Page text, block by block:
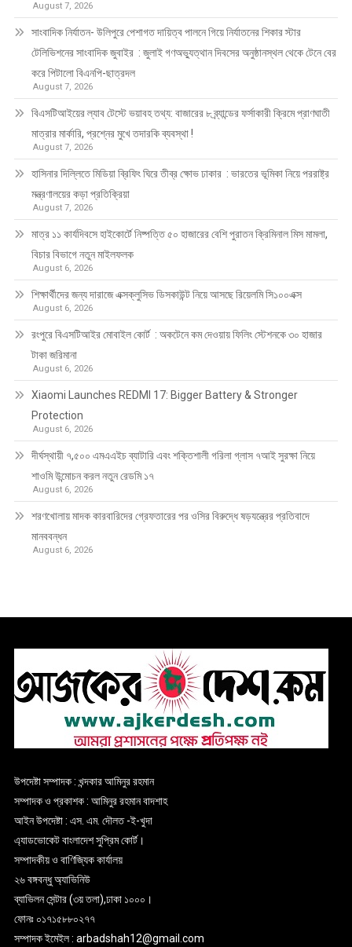
August 7, 2026
সাংবাদিক নির্যাতন- উলিপুরে পেশাগত দায়িত্ব পালনে গিয়ে নির্যাতনের শিকার স্টার
টেলিভিশনের সাংবাদিক জুবাইর : জুলাই গণঅভ্যুত্থান দিবসের অনুষ্ঠানস্থল থেকে টেনে বের
করে পিটালো বিএনপি-ছাত্রদল
August 7, 2026
বিএসটিআইয়ের ল্যাব টেস্টে ভয়াবহ তথ্য: বাজারের ৮ ব্র্যান্ডের ফর্সাকারী ক্রিমে প্রাণঘাতী
মাত্রার মার্কারি, প্রশ্নের মুখে তদারকি ব্যবস্থা !
August 7, 2026
হাসিনার দিল্লিতে মিডিয়া ব্রিফিং ঘিরে তীব্র ক্ষোভ ঢাকার : ভারতের ভূমিকা নিয়ে পররাষ্ট্র
মন্ত্রণালয়ের কড়া প্রতিক্রিয়া
August 7, 2026
মাত্র ১১ কার্যদিবসে হাইকোর্টে নিষ্পত্তি ৫০ হাজারের বেশি পুরাতন ক্রিমিনাল মিস মামলা,
বিচার বিভাগে নতুন মাইলফলক
August 6, 2026
শিক্ষার্থীদের জন্য দারাজে এক্সক্লুসিভ ডিসকাউন্ট নিয়ে আসছে রিয়েলমি সি১০০এক্স
August 6, 2026
রংপুরে বিএসটিআইর মোবাইল কোর্ট : অকটেনে কম দেওয়ায় ফিলিং স্টেশনকে ৩০ হাজার
টাকা জরিমানা
August 6, 2026
Xiaomi Launches REDMI 17: Bigger Battery & Stronger
Protection
August 6, 2026
দীর্ঘস্থায়ী ৭,৫০০ এমএএইচ ব্যাটারি এবং শক্তিশালী গরিলা গ্লাস ৭আই সুরক্ষা নিয়ে
শাওমি উন্মোচন করল নতুন রেডমি ১৭
August 6, 2026
শরণখোলায় মাদক কারবারিদের গ্রেফতারের পর ওসির বিরুদ্ধে ষড়যন্ত্রের প্রতিবাদে
মানববন্ধন
August 6, 2026
উপদেষ্টা সম্পাদক : খন্দকার আমিনুর রহমান
সম্পাদক ও প্রকাশক : আমিনুর রহমান বাদশাহ
আইন উপদেষ্টা : এস. এম. দৌলত -ই-খুদা
এ্যাডভোকেট বাংলাদেশ সুপ্রিম কোর্ট।
সম্পাদকীয় ও বাণিজ্যিক কার্যালয়
২৬ বঙ্গবন্ধু অ্যাভিনিউ
ব্যাভিলন সেন্টার (৩য় তলা),ঢাকা ১০০০।
ফোনঃ ০১৭১৫৮৮০২৭৭
সম্পাদক ইমেইল : arbadshah12@gmail.com